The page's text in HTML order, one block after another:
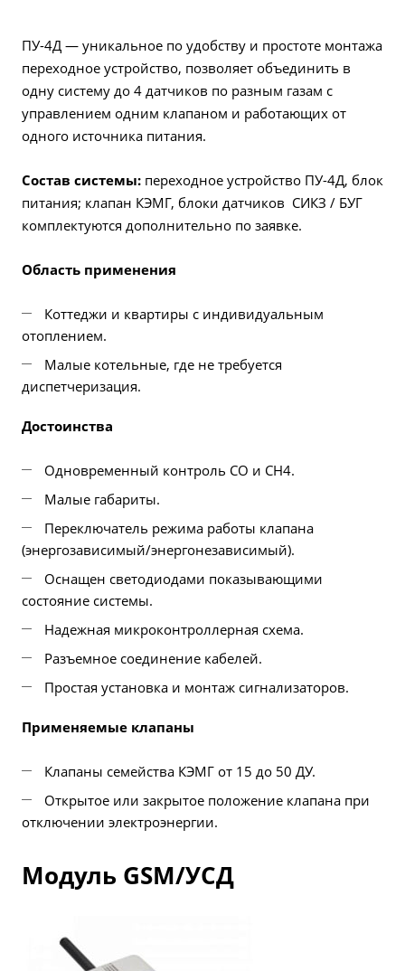
ПУ-4Д — уникальное по удобству и простоте монтажа
переходное устройство, позволяет объединить в
одну систему до 4 датчиков по разным газам с
управлением одним клапаном и работающих от
одного источника питания.
Состав системы: переходное устройство ПУ-4Д, блок
питания; клапан КЭМГ, блоки датчиков СИКЗ / БУГ
комплектуются дополнительно по заявке.
Область применения
Коттеджи и квартиры с индивидуальным
отоплением.
Малые котельные, где не требуется
диспетчеризация.
Достоинства
Одновременный контроль СО и СН4.
Малые габариты.
Переключатель режима работы клапана
(энергозависимый/энергонезависимый).
Оснащен светодиодами показывающими
состояние системы.
Надежная микроконтроллерная схема.
Разъемное соединение кабелей.
Простая установка и монтаж сигнализаторов.
Применяемые клапаны
Клапаны семейства КЭМГ от 15 до 50 ДУ.
Открытое или закрытое положение клапана при
отключении электроэнергии.
Модуль GSM/УСД